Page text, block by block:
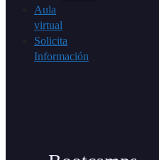
Aula
virtual
Solicita
Información